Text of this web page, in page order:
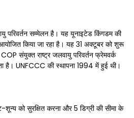
परिवर्तन सम्मेलन है। यह यूनाइटेड किंगडम की
किया जा रहा है। यह 31 अक्टूबर को शुरू
संयुक्त राष्ट्र जलवायु परिवर्तन फ्रेमवर्क
UNFCCC की स्थापना 1994 में हुई थी।
को सुरक्षित करना और 5 डिग्री की सीमा के